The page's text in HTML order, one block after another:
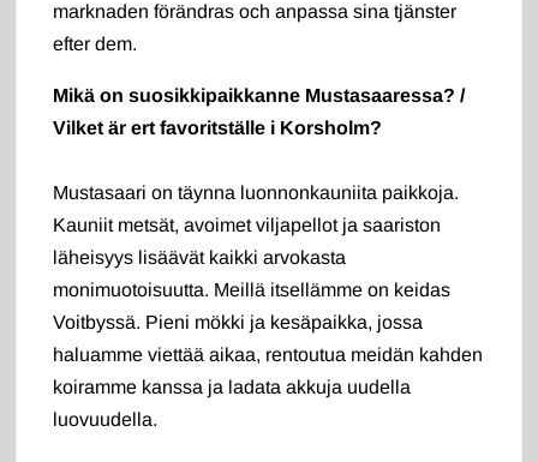
marknaden förändras och anpassa sina tjänster
efter dem.
Mikä on suosikkipaikkanne Mustasaaressa? /
Vilket är ert favoritställe i Korsholm?
Mustasaari on täynna luonnonkauniita paikkoja.
Kauniit metsät, avoimet viljapellot ja saariston
läheisyys lisäävät kaikki arvokasta
monimuotoisuutta. Meillä itsellämme on keidas
Voitbyssä. Pieni mökki ja kesäpaikka, jossa
haluamme viettää aikaa, rentoutua meidän kahden
koiramme kanssa ja ladata akkuja uudella
luovuudella.